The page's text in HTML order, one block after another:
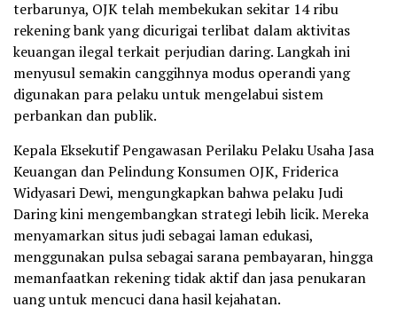
terbarunya, OJK telah membekukan sekitar 14 ribu
rekening bank yang dicurigai terlibat dalam aktivitas
keuangan ilegal terkait perjudian daring. Langkah ini
menyusul semakin canggihnya modus operandi yang
digunakan para pelaku untuk mengelabui sistem
perbankan dan publik.
Kepala Eksekutif Pengawasan Perilaku Pelaku Usaha Jasa
Keuangan dan Pelindung Konsumen OJK, Friderica
Widyasari Dewi, mengungkapkan bahwa pelaku Judi
Daring kini mengembangkan strategi lebih licik. Mereka
menyamarkan situs judi sebagai laman edukasi,
menggunakan pulsa sebagai sarana pembayaran, hingga
memanfaatkan rekening tidak aktif dan jasa penukaran
uang untuk mencuci dana hasil kejahatan.